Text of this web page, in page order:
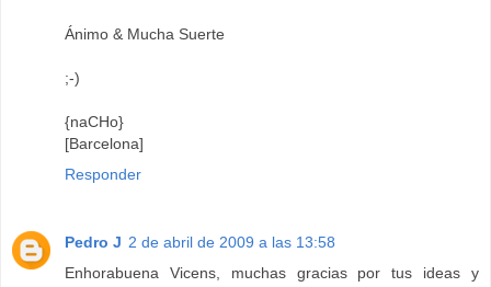
Ánimo & Mucha Suerte
;-)
{naCHo}
[Barcelona]
Responder
Pedro J 2 de abril de 2009 a las 13:58
Enhorabuena Vicens, muchas gracias por tus ideas y